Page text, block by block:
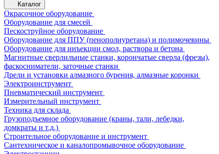
Каталог
Окрасочное оборудование
Оборудование для смесей
Пескоструйное оборудование
Оборудование для ППУ (пенополиуретана) и полимочевины
Оборудование для инъекции смол, раствора и бетона
Магнитные сверлильные станки, корончатые сверла (фрезы),
фаскосниматели, заточные станки
Дрели и установки алмазного бурения, алмазные коронки
Электроинструмент
Пневматический инструмент
Измерительный инструмент
Техника для склада
Грузоподъемное оборудование (краны, тали, лебедки,
домкраты и т.д.)
Строительное оборудование и инструмент
Сантехническое и каналопромывочное оборудование